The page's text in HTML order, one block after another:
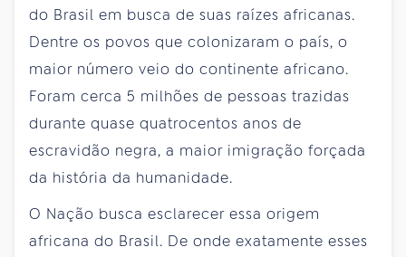
do Brasil em busca de suas raízes africanas.
Dentre os povos que colonizaram o país, o
maior número veio do continente africano.
Foram cerca 5 milhões de pessoas trazidas
durante quase quatrocentos anos de
escravidão negra, a maior imigração forçada
da história da humanidade.
O Nação busca esclarecer essa origem
africana do Brasil. De onde exatamente esses